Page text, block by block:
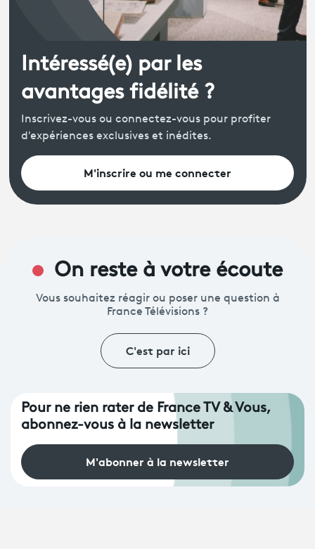
Intéressé(e) par les
avantages fidélité ?
Inscrivez-vous ou connectez-vous pour profiter
d'expériences exclusives et inédites.
M'inscrire ou me connecter
On reste à votre écoute
Vous souhaitez réagir ou poser une question à
France Télévisions ?
C'est par ici
Pour ne rien rater de France TV & Vous,
abonnez-vous à la newsletter
M'abonner à la newsletter